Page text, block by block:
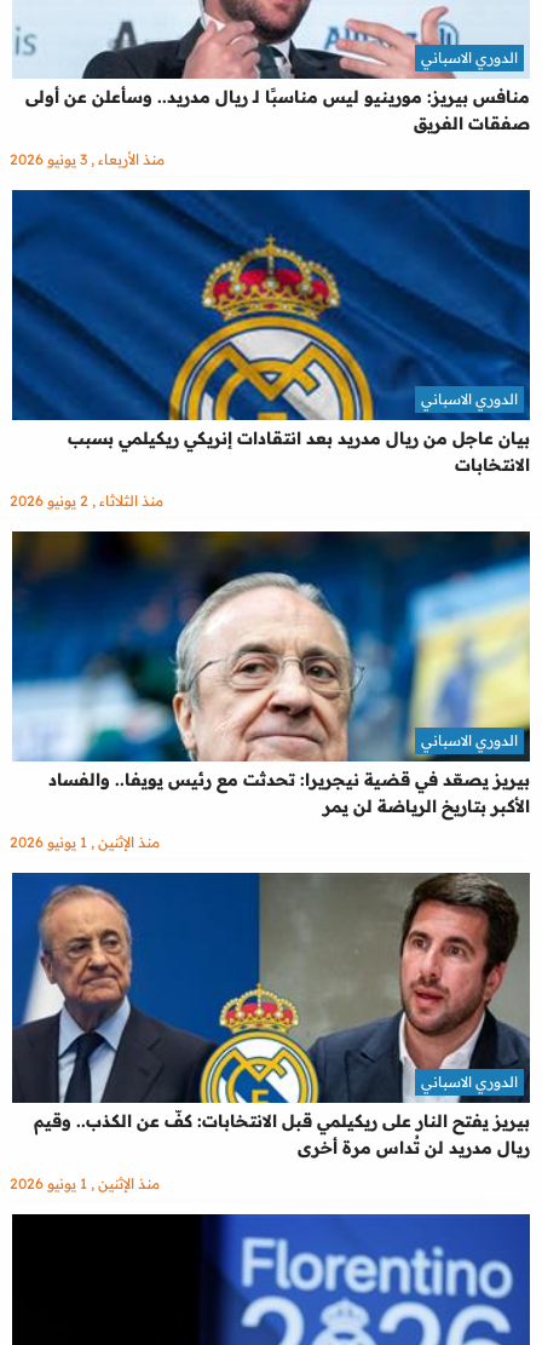
منافس بيريز: مورينيو ليس مناسبًا لـ ريال مدريد.. وسأعلن عن أولى
صفقات الفريق
الدوري الاسباني
منذ الأربعاء , 3 يونيو 2026
بيان عاجل من ريال مدريد بعد انتقادات إنريكي ريكيلمي بسبب
الانتخابات
الدوري الاسباني
منذ الثلاثاء , 2 يونيو 2026
بيريز يصعّد في قضية نيجريرا: تحدثت مع رئيس يويفا.. والفساد
الأكبر بتاريخ الرياضة لن يمر
الدوري الاسباني
منذ الإثنين , 1 يونيو 2026
بيريز يفتح النار على ريكيلمي قبل الانتخابات: كفّ عن الكذب.. وقيم
ريال مدريد لن تُداس مرة أخرى
الدوري الاسباني
منذ الإثنين , 1 يونيو 2026